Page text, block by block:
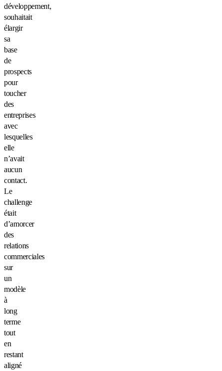
développement,
souhaitait
élargir
sa
base
de
prospects
pour
toucher
des
entreprises
avec
lesquelles
elle
n’avait
aucun
contact.
Le
challenge
était
d’amorcer
des
relations
commerciales
sur
un
modèle
à
long
terme
tout
en
restant
aligné